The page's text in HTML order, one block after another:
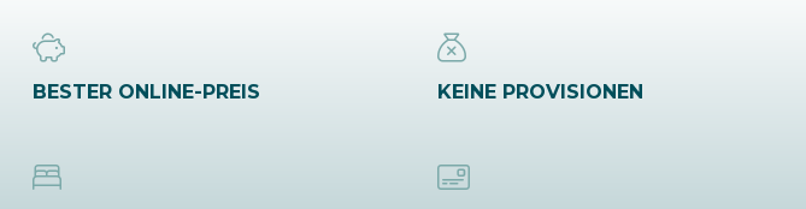
BESTER ONLINE-PREIS KEINE PROVISIONEN